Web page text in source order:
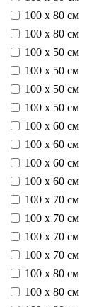
100 х 80 см
100 х 80 см
100 х 50 см
100 х 50 см
100 х 50 см
100 х 50 см
100 х 60 см
100 х 60 см
100 х 60 см
100 х 60 см
100 х 70 см
100 х 70 см
100 х 70 см
100 х 70 см
100 х 80 см
100 х 80 см